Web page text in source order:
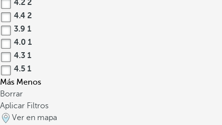
4.2 2
4.4 2
3.9 1
4.0 1
4.3 1
4.5 1
Más Menos
Borrar
Aplicar Filtros
Ver en mapa